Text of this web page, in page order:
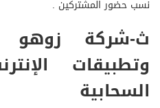
نسب حضور المشتركين .
ث-شركة زوهو
وتطبيقات
السحابية